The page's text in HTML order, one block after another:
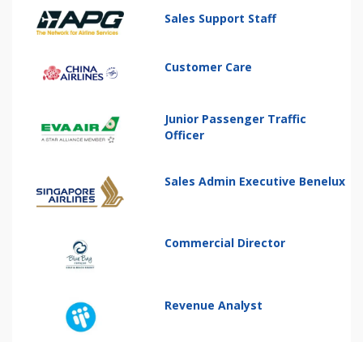
Sales Support Staff
Customer Care
Junior Passenger Traffic
Officer
Sales Admin Executive Benelux
Commercial Director
Revenue Analyst